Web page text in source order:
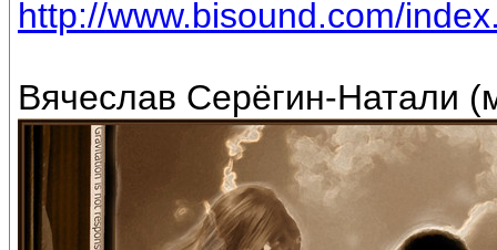
http://www.bisound.com/
Вячеслав Серёгин-Натали